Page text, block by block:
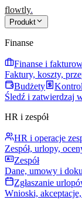
flowtly.
Produkt
Finanse
Finanse i
Faktury, koszty,
Budżety
Śledź i zatwierdzaj
HR i zespół
HR i operacje
Zespół, urlopy,
Zespół
Dane, umowy i
Zgłaszanie
Wnioski, akceptacje,